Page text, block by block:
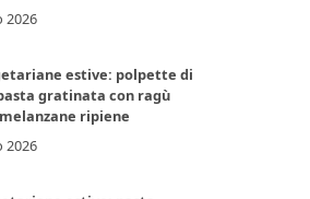
2026
estive: polpette di
gratinata con ragù
ripiene
2026